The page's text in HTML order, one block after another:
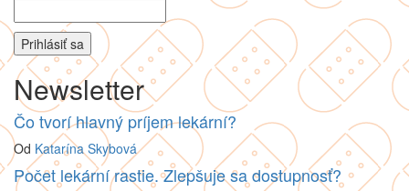
Newsletter
Čo tvorí hlavný príjem lekární?
Od Katarína Skybová
Počet lekární rastie. Zlepšuje sa dostupnosť?